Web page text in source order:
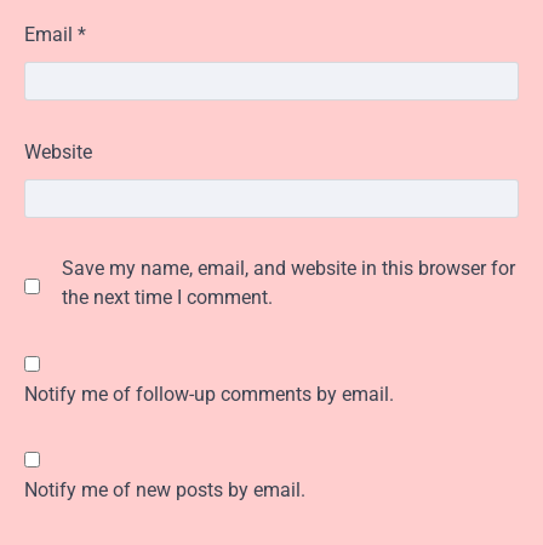
Email *
Website
Save my name, email, and website in this browser for
the next time I comment.
Notify me of follow-up comments by email.
Notify me of new posts by email.